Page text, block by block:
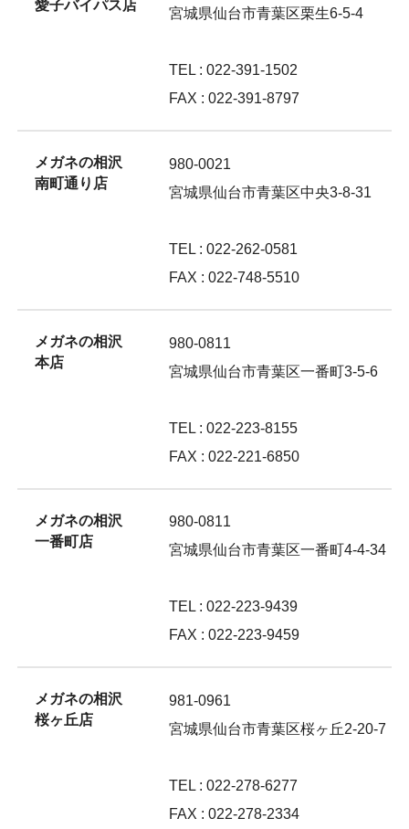
愛子バイパス店
宮城県仙台市青葉区栗生6-5-4
TEL : 022-391-1502
FAX : 022-391-8797
メガネの相沢
南町通り店
980-0021
宮城県仙台市青葉区中央3-8-31
TEL : 022-262-0581
FAX : 022-748-5510
メガネの相沢
本店
980-0811
宮城県仙台市青葉区一番町3-5-6
TEL : 022-223-8155
FAX : 022-221-6850
メガネの相沢
一番町店
980-0811
宮城県仙台市青葉区一番町4-4-34
TEL : 022-223-9439
FAX : 022-223-9459
メガネの相沢
桜ヶ丘店
981-0961
宮城県仙台市青葉区桜ヶ丘2-20-7
TEL : 022-278-6277
FAX : 022-278-2334